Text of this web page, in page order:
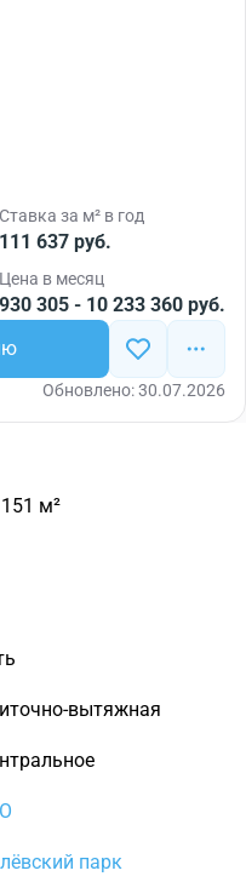
Ставка за м² в год
111 637 руб.
Цена в месяц
930 305 - 10 233 360 руб.
Обновлено: 30.07.2026
м²
вытяжная
парк